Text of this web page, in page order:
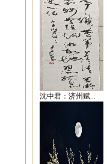
沈中君：济州赋...